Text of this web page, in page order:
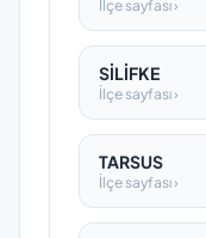
İlçe sayfası ›
SİLİFKE
İlçe sayfası ›
TARSUS
İlçe sayfası ›